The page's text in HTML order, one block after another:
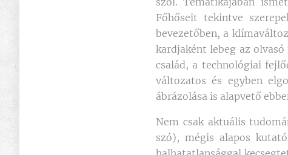
Főhőseit tekintve
bevezetőben, a
kardjaként lebeg az
család, a technológiai
változatos és egyben
ábrázolása is alapvető
Nem csak aktuális
szó), mégis alapos